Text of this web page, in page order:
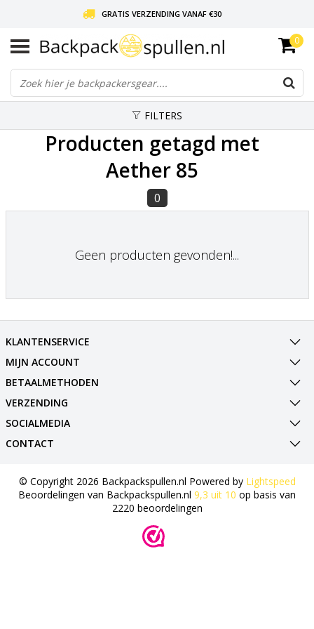
GRATIS VERZENDING VANAF €30
LIEFDE VOOR BACKPACKEN!
30 DAGEN GRATIS RETOUR
0
FILTERS
Producten getagd met
Aether 85
0
Geen producten gevonden!...
KLANTENSERVICE
MIJN ACCOUNT
BETAALMETHODEN
VERZENDING
SOCIALMEDIA
CONTACT
© Copyright 2026 Backpackspullen.nl Powered by Lightspeed
Beoordelingen van Backpackspullen.nl 9,3 uit 10 op basis van
2220 beoordelingen